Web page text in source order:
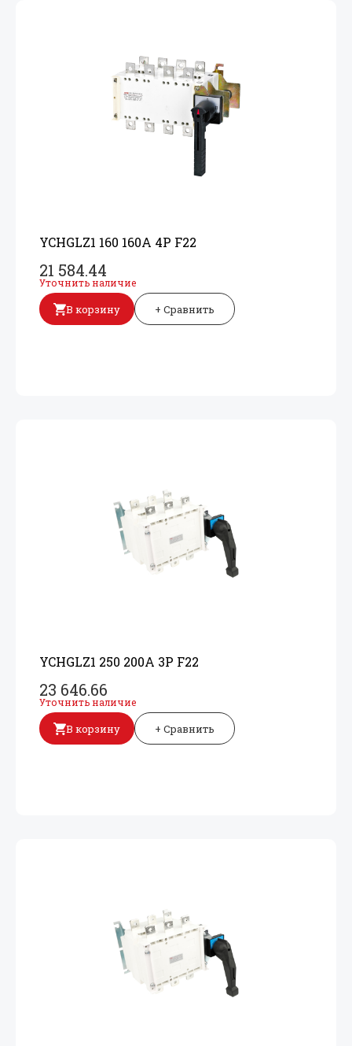
YCHGLZ1 160 160A 4P F22
21 584.44
Уточнить наличие
В корзину + Сравнить
YCHGLZ1 250 200A 3P F22
23 646.66
Уточнить наличие
В корзину + Сравнить